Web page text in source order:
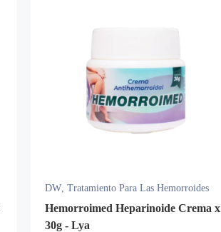
DW, Tratamiento Para Las Hemorroides
Hemorroimed Heparinoide Crema x
30g - Lya